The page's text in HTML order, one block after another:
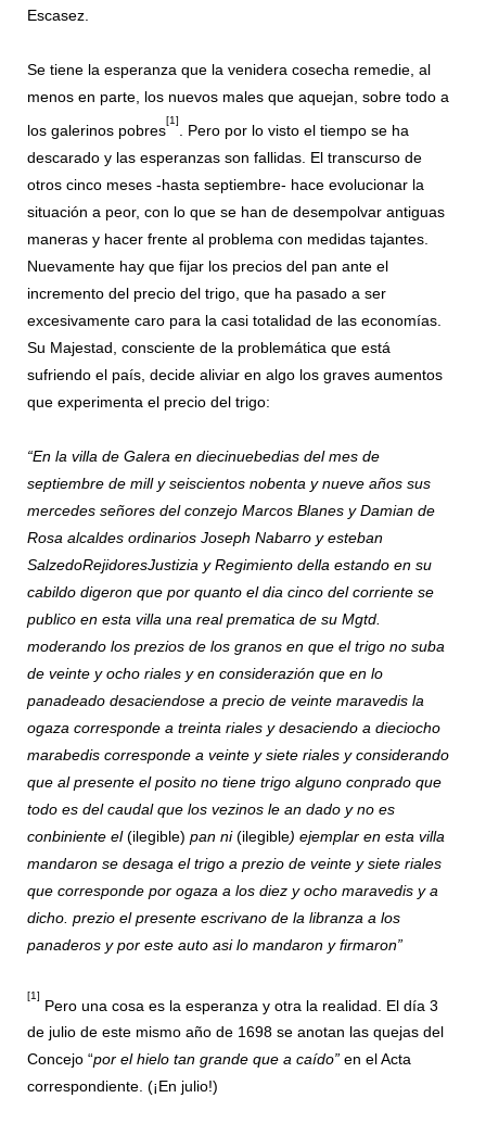
Escasez.
Se tiene la esperanza que la venidera cosecha remedie, al
menos en parte, los nuevos males que aquejan, sobre todo a
los galerinos pobres
[1]
. Pero por lo visto el tiempo se ha
descarado y las esperanzas son fallidas. El transcurso de
otros cinco meses -hasta septiembre- hace evolucionar la
situación a peor, con lo que se han de desempolvar antiguas
maneras y hacer frente al problema con medidas tajantes.
Nuevamente hay que fijar los precios del pan ante el
incremento del precio del trigo, que ha pasado a ser
excesivamente caro para la casi totalidad de las economías.
Su Majestad, consciente de la problemática que está
sufriendo el país, decide aliviar en algo los graves aumentos
que experimenta el precio del trigo:
“En la villa de Galera en diecinuebedias del mes de
septiembre de mill y seiscientos nobenta y nueve años sus
mercedes señores del conzejo Marcos Blanes y Damian de
Rosa alcaldes ordinarios Joseph Nabarro y esteban
SalzedoRejidoresJustizia y Regimiento della estando en su
cabildo digeron que por quanto el dia cinco del corriente se
publico en esta villa una real prematica de su Mgtd.
moderando los prezios de los granos en que el trigo no suba
de veinte y ocho riales y en considerazión que en lo
panadeado desaciendose a precio de veinte maravedis la
ogaza corresponde a treinta riales y desaciendo a dieciocho
marabedis corresponde a veinte y siete riales y considerando
que al presente el posito no tiene trigo alguno conprado que
todo es del caudal que los vezinos le an dado y no es
conbiniente el(ilegible) pan ni(ilegible) ejemplar en esta villa
mandaron se desaga el trigo a prezio de veinte y siete riales
que corresponde por ogaza a los diez y ocho maravedis y a
dicho. prezio el presente escrivano de la libranza a los
panaderos y por este auto asi lo mandaron y firmaron”
[1]
Pero una cosa es la esperanza y otra la realidad. El día 3
de julio de este mismo año de 1698 se anotan las quejas del
Concejo “por el hielo tan grande que a caído” en el Acta
correspondiente. (¡En julio!)